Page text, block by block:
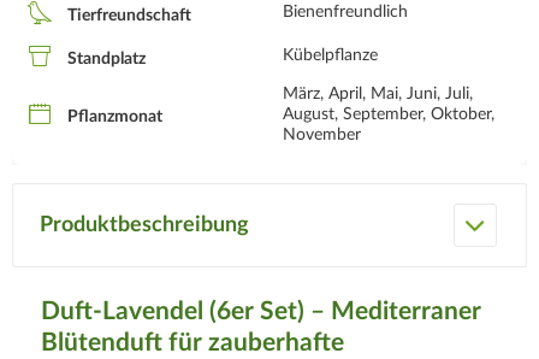
Tierfreundschaft Bienenfreundlich
Standplatz Kübelpflanze
Pflanzmonat
März, April, Mai, Juni, Juli,
August, September, Oktober,
November
Produktbeschreibung
Duft-Lavendel (6er Set) – Mediterraner
Blütenduft für zauberhafte